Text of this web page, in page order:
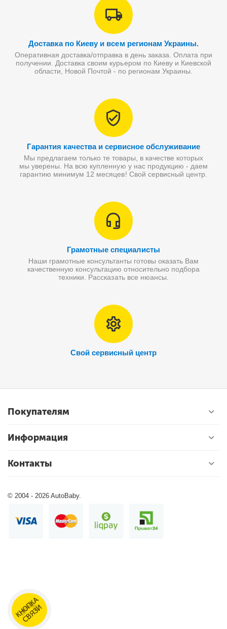
Доставка по Киеву и всем регионам Украины.
Оперативная доставка/отправка в день заказа. Оплата при
получении. Доставка своим курьером по Киеву и Киевской
области, Новой Почтой - по регионам Украины.
Гарантия качества и сервисное обслуживание
Мы предлагаем только те товары, в качестве которых
мы уверены. На всю купленную у нас продукцию - даем
гарантию минимум 12 месяцев! Свой сервисный центр.
Грамотные специалисты
Наши грамотные консультанты готовы оказать Вам
качественную консультацию относительно подбора
техники. Рассказать все нюансы.
Свой сервисный центр
Покупателям
Информация
Контакты
© 2004 - 2026 AutoBaby.
К
Н
О
П
К
А
СВ
Я
З
И